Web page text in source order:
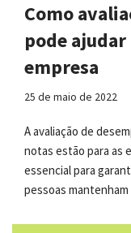
Como
pode
empresa
25 de maio de 2022
A avaliação de
notas estão para as
essencial para
pessoas